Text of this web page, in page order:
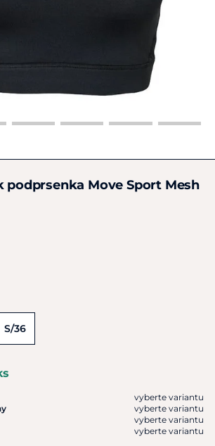
podprsenka Move Sport Mesh
S/36
vyberte variantu
vyberte variantu
vyberte variantu
vyberte variantu